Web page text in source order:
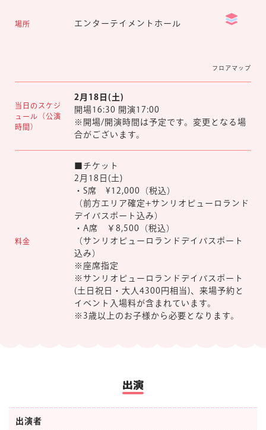
場所 エンターテイメントホール
フロアマップ
当日のスケジ
ュール（公演
時間）
2月18日(土)
開場16:30 開演17:00
※開場/開演時間は予定です。変更となる場
合がございます。
料金
■チケット
2月18日(土)
・S席 ¥12,000（税込）
（前方エリア確定+サンリオピューロランド
デイパスポート込み）
・A席 ￥8,500（税込）
（サンリオピューロランドデイパスポート
込み）
※座席指定
※サンリオピューロランドデイパスポート
(土日祝日・大人4300円相当)、来場予約と
イベント入場料が含まれています。
※3歳以上のお子様から必要となります。
出演
出演者